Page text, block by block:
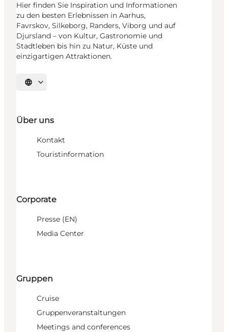
Hier finden Sie Inspiration und Informationen
zu den besten Erlebnissen in Aarhus,
Favrskov, Silkeborg, Randers, Viborg und auf
Djursland – von Kultur, Gastronomie und
Stadtleben bis hin zu Natur, Küste und
einzigartigen Attraktionen.
Sprache auswählen
Über uns
Kontakt
Touristinformation
Corporate
Presse (EN)
Media Center
Gruppen
Cruise
Gruppenveranstaltungen
Meetings and conferences